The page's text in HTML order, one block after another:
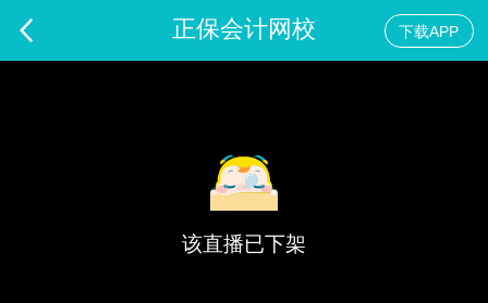
正保会计网校 下载APP
该直播已下架